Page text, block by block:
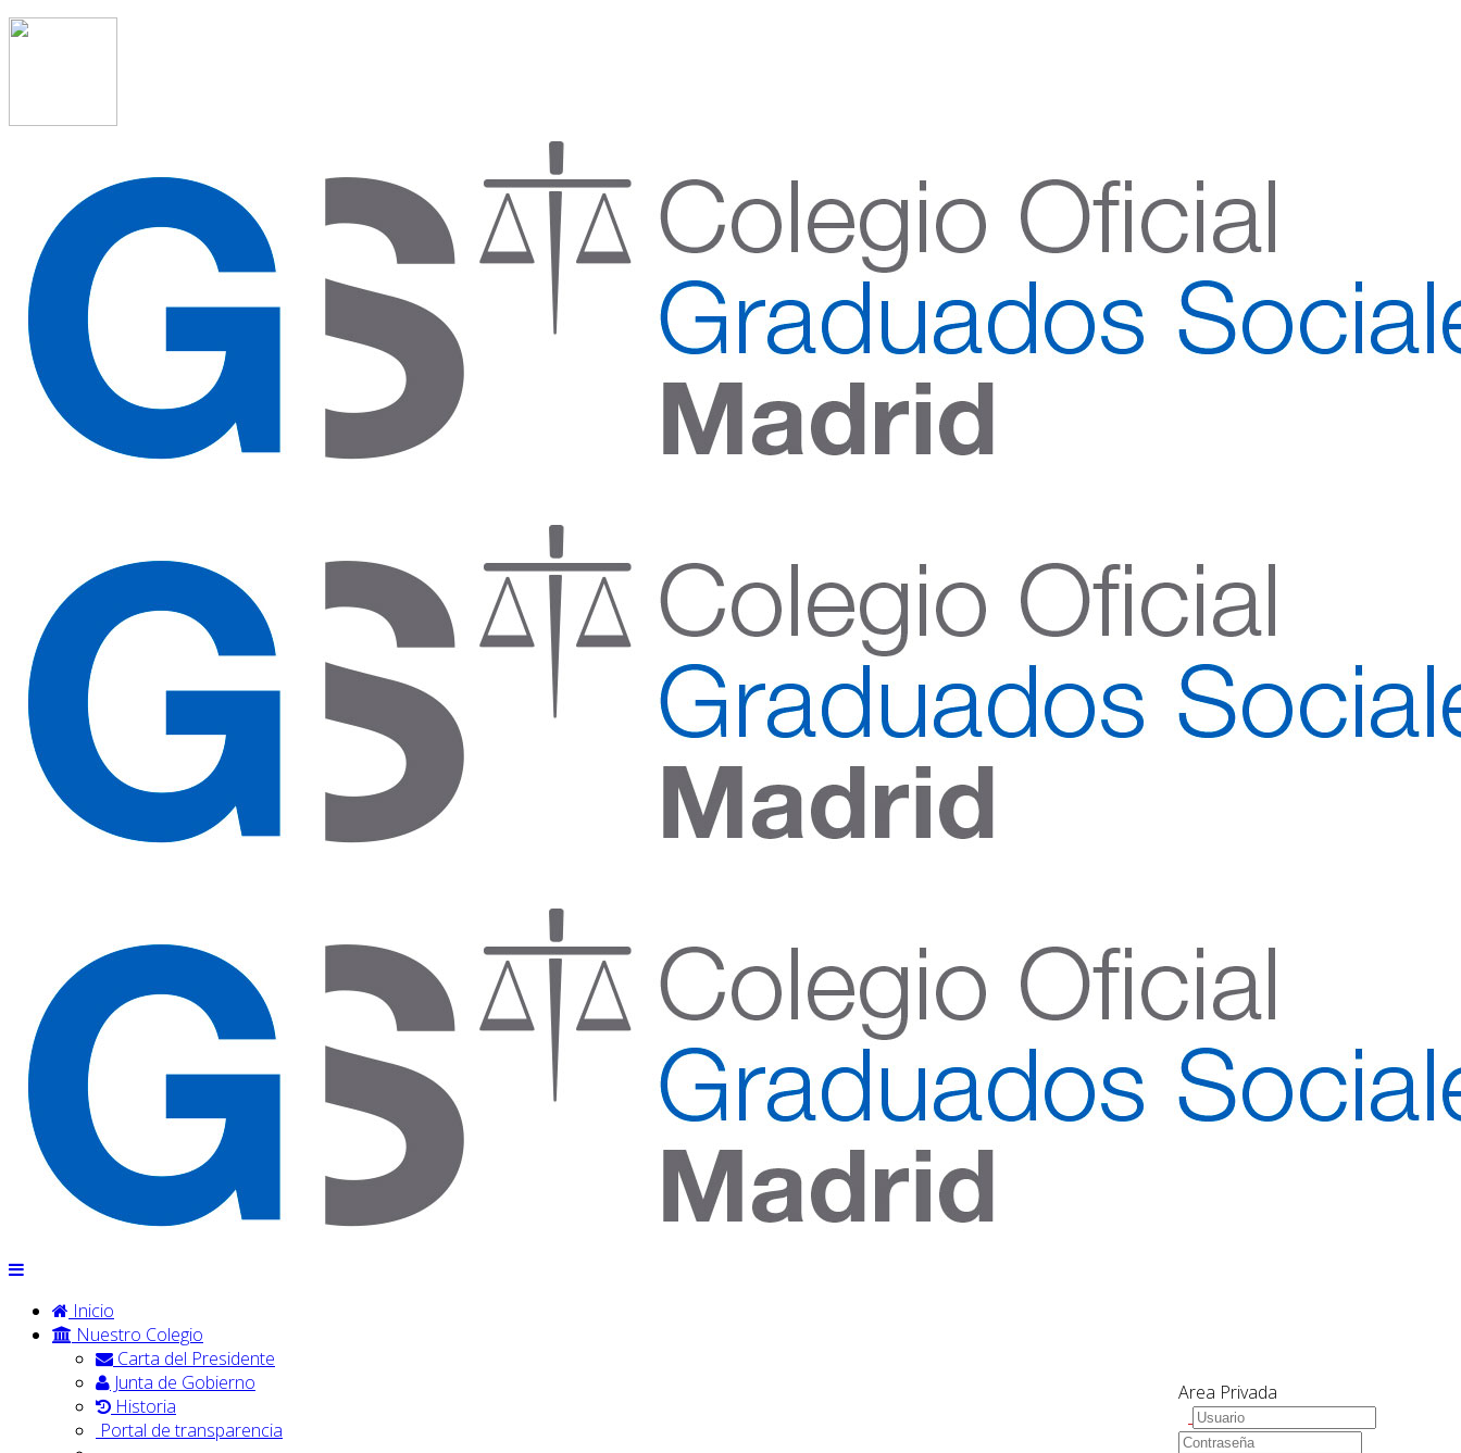
Area Privada
Inicio
Nuestro Colegio
Carta del Presidente
Junta de Gobierno
Historia
Portal de transparencia